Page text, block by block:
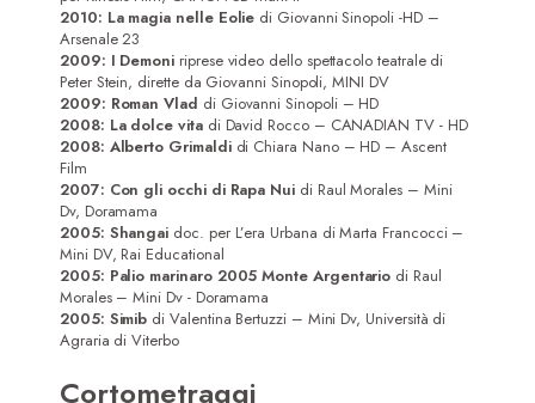
Home
Attori
2010: La magia nelle Eolie di Giovanni Sinopoli -HD –
Arsenale 23
2009: I Demoni riprese video dello spettacolo teatrale di
Peter Stein, dirette da Giovanni Sinopoli, MINI DV
2009: Roman Vlad di Giovanni Sinopoli – HD
2008: La dolce vita di David Rocco – CANADIAN TV - HD
2008: Alberto Grimaldidi Chiara Nano – HD – Ascent
Film
2007: Con gli occhi di Rapa Nui di Raul Morales – Mini
Dv, Doramama
2005: Shangai doc. per L’era Urbana di Marta Francocci –
Mini DV, Rai Educational
2005: Palio marinaro 2005 Monte Argentario di Raul
Morales – Mini Dv - Doramama
2005: Simib di Valentina Bertuzzi – Mini Dv, Università di
Agraria di Viterbo
Cortometraggi